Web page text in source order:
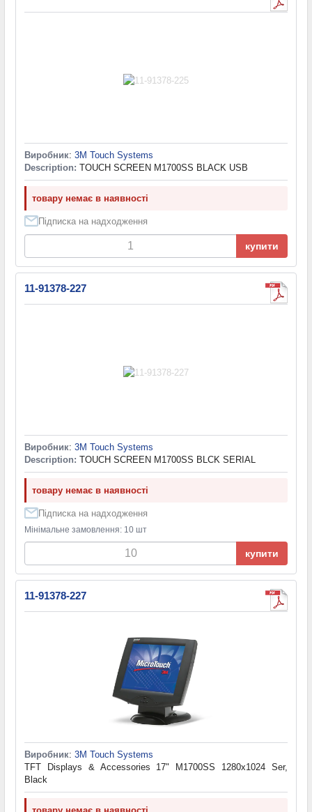
Виробник: 3M Touch Systems
Description: TOUCH SCREEN M1700SS BLACK USB
товару немає в наявності
Підписка на надходження
купити
11-91378-227
Виробник: 3M Touch Systems
Description: TOUCH SCREEN M1700SS BLCK SERIAL
товару немає в наявності
Підписка на надходження
Мінімальне замовлення: 10 шт
купити
11-91378-227
Виробник: 3M Touch Systems
TFT Displays & Accessories 17" M1700SS 1280x1024 Ser,
Black